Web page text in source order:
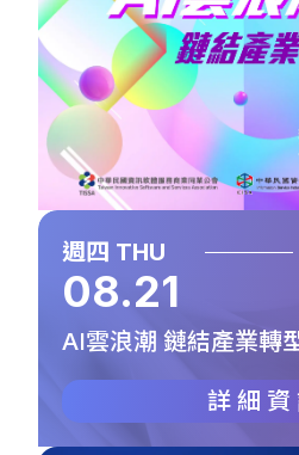
週四 THU
08.21
AI雲浪潮 鏈結產業轉
詳細資